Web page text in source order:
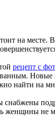
на месте.
рецепт с
Новые
найти на
снабжены
женщины не